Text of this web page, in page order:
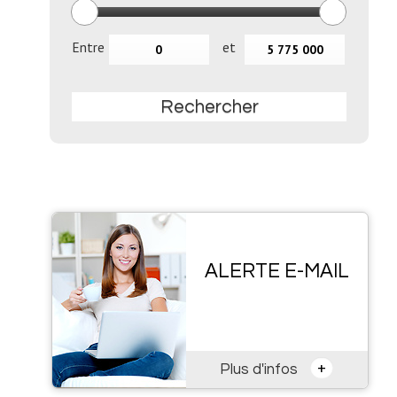
Entre et
Rechercher
ALERTE E-MAIL
Plus d'infos +